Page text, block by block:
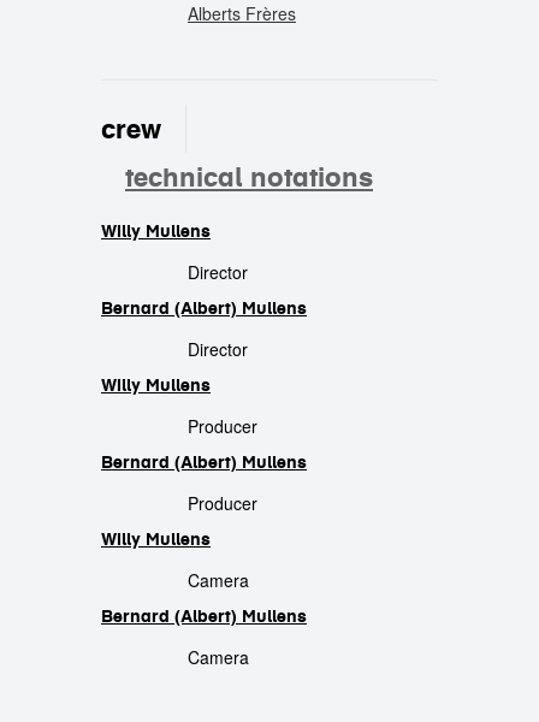
Alberts Frères
crew
technical notations
Willy Mullens
Director
Bernard (Albert) Mullens
Director
Willy Mullens
Producer
Bernard (Albert) Mullens
Producer
Willy Mullens
Camera
Bernard (Albert) Mullens
Camera